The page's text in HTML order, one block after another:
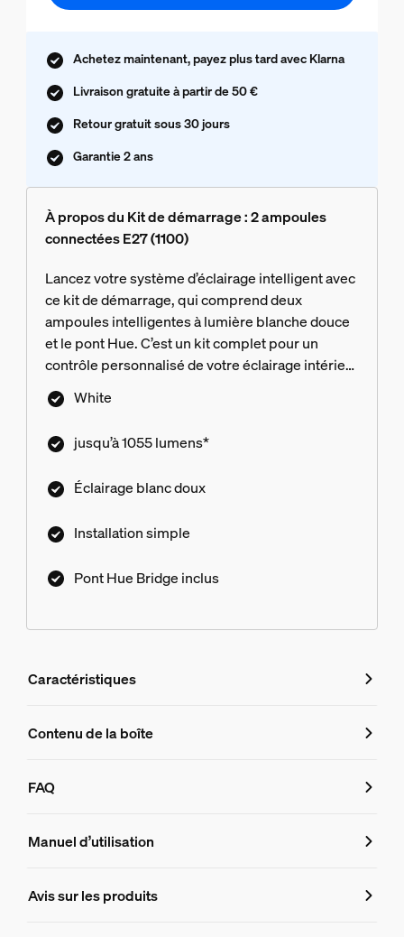
Achetez maintenant, payez plus tard avec Klarna
Livraison gratuite à partir de 50 €
Retour gratuit sous 30 jours
Garantie 2 ans
À propos du Kit de démarrage : 2 ampoules
connectées E27 (1100)
Lancez votre système d’éclairage intelligent avec
ce kit de démarrage, qui comprend deux
ampoules intelligentes à lumière blanche douce
et le pont Hue. C’est un kit complet pour un
contrôle personnalisé de votre éclairage intérieur
et de toutes ses fonctions.
White
jusqu’à 1055 lumens*
Éclairage blanc doux
Installation simple
Pont Hue Bridge inclus
Caractéristiques
Caractéristiques
8719514289116
Dimensions de l'ampoule
61x110
Contenu de la boîte
FAQ
FAQ
Puis-je contrôler mon kit de
Manuel d’utilisation
Avis sur les produits